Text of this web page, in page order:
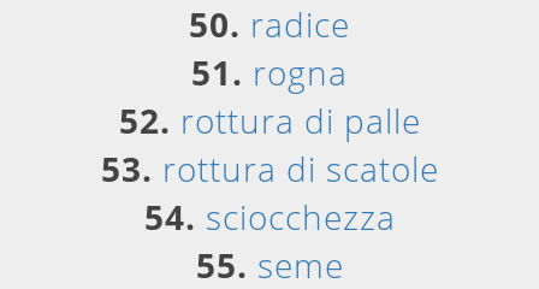
50. radice
51. rogna
52. rottura di palle
53. rottura di scatole
54. sciocchezza
55. seme